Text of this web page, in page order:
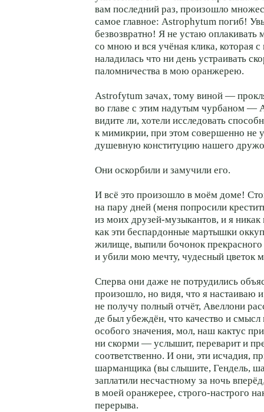
вам последний раз, произошло
самое главное: Astrophytum погиб!
безвозвратно! Я не устаю оплакивать
со мною и вся учёная клика, которая
наладилась что ни день устраивать
паломничества в мою оранжерею.
Astrofytum зачах, тому виной —
во главе с этим надутым чурбаном —
видите ли, хотели исследовать
к мимикрии, при этом совершенно не
душевную конституцию нашего
Они оскорбили и замучили его.
И всё это произошло в моём доме!
на пару дней (меня попросили
из моих друзей-музыкантов, и я никак
как эти беспардонные мартышки
жилище, выпили бочонок прекрасного
и убили мою мечту, чудесный цветок
Сперва они даже не потрудились
произошло, но видя, что я настаиваю
не получу полный отчёт, Авеллони
де был убеждён, что качество и
особого значения, мол, наш кактус
ни скорми — услышит, переварит и
соответственно. И они, эти исчадия,
шарманщика (вы слышите, Гендель,
заплатили несчастному за ночь
в моей оранжерее, строго-настрого
перерыва.